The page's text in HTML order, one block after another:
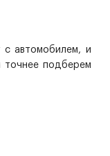
с автомобилем, и
точнее подберем